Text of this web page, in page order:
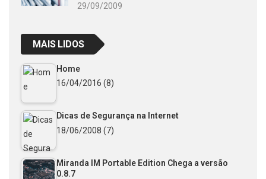
29/09/2009
MAIS LIDOS
Home
16/04/2016 (8)
Dicas de Segurança na Internet
18/06/2008 (7)
Miranda IM Portable Edition Chega a versão
0.8.7